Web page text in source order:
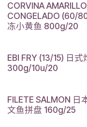
CORVINA AMARILLO
CONGELADO (60/
冻小黄鱼 800g/20
EBI FRY (13/15) 日式
300g/10u/20
FILETE SALMON 日
文鱼拼盘 160g/25